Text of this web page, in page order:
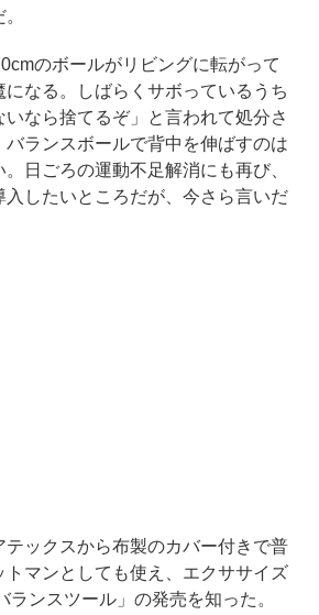
のボールがリビングに転がって
なる。しばらくサボっているうち
なら捨てるぞ」と言われて処分さ
バランスボールで背中を伸ばすのは
日ごろの運動不足解消にも再び、
したいところだが、今さら言いだ
ックスから布製のカバー付きで普
マンとしても使え、エクササイズ
ランスツール」の発売を知った。